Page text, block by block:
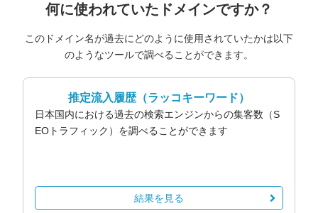
何に使われていたドメインですか？
このドメイン名が過去にどのように使用されていたかは以下
のようなツールで調べることができます。
推定流入履歴（ラッコキーワード）
日本国内における過去の検索エンジンからの集客数（S
EOトラフィック）を調べることができます
結果を見る